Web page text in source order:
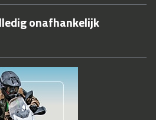
onafhankelijk